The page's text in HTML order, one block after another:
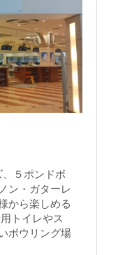
５ポンドボ
ン・ガターレ
から楽しめる
トイレやス
ボウリング場